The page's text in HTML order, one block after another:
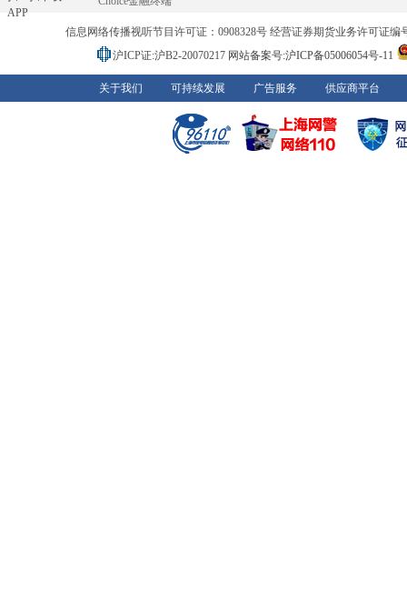
APP
信息网络传播视听节目许可证：0908328号 经营证券期货业务许可证编
沪ICP证:沪B2-20070217 网站备案号:沪ICP备05006054号-11
关于我们 可持续发展 广告服务 供应商平台